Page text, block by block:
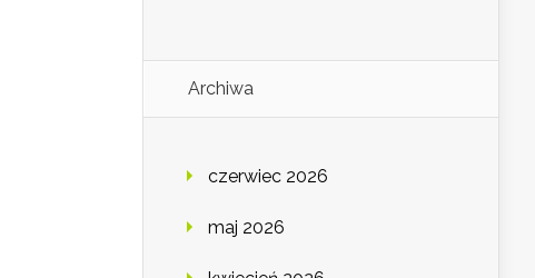
Archiwa
czerwiec 2026
maj 2026